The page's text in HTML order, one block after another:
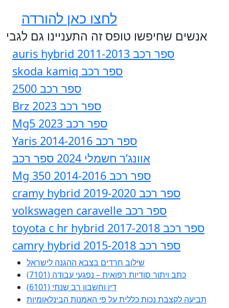
לחצו כאן להורדה
אנשים שחיפשו טופס זה התעניינו גם לגבי
auris hybrid 2011-2013 ספר רכב
skoda kamiq ספר רכב
2500 ספר רכב
Brz 2023 ספר רכב
Mg5 2023 ספר רכב
Yaris 2014-2016 ספר רכב
אוונג’ר חשמלי 2024 ספר רכב
Mg 350 2014-2016 ספר רכב
cramy hybrid 2019-2020 ספר רכב
volkswagen caravelle ספר רכב
toyota c hr hybrid 2017-2018 ספר רכב
camry hybrid 2015-2018 ספר רכב
שילוב חרדים בצבא ההגנה לישראל
כתב ויתור סודיות רפואית – נפגעי עבודה (7101)
דין וחשבון רב שנתי (6101)
תביעה לקצבת נכות כללית על פי האמנות הבינלאומיות